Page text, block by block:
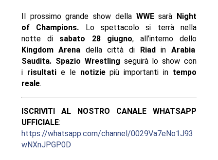
Il prossimo grande show della WWEsarà
Night
of Champions. Lo spettacolo si terrà nella
notte di sabato 28 giugno, all’interno dello
Kingdom Arena della città di Riad in Arabia
Saudita. Spazio Wrestling seguirà lo show con
i risultatie le notiziepiù importanti in tempo
reale.
ISCRIVITI AL NOSTRO CANALE WHATSAPP
UFFICIALE:
https://whatsapp.com/channel/0029Va7eNo1J93
wNXnJPGP0D